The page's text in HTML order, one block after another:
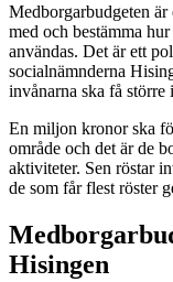
Medborgarbudgeten är
med och bestämma
användas. Det är ett
socialnämnderna
invånarna ska få
En miljon kronor ska
område och det är de
aktiviteter. Sen röstar
de som får flest röster
Hisingen